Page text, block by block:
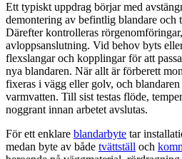
Ett typiskt uppdrag börjar med
demontering av befintlig blandare och
Därefter kontrolleras
avloppsanslutning. Vid behov byts
flexslangar och kopplingar för att
nya blandaren. När allt är förberett
fixeras i vägg eller golv, och
varmvatten. Till sist testas flöde,
noggrant innan arbetet avslutas.
För ett enklare blandarbyte tar
medan byte av både tvättställ och